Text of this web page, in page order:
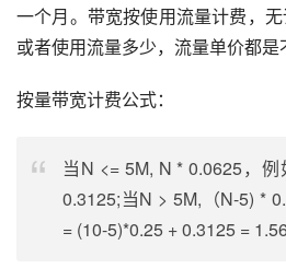
一个月。带宽按使用流量计费，无
或者使用流量多少，流量单价都是
按量带宽计费公式：
当N <= 5M, N * 0.0625，
0.3125;当N > 5M,（N-5) *
= (10-5)*0.25 + 0.3125 =